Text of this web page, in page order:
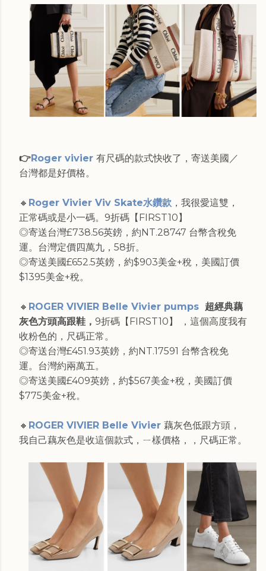
👉Roger vivier 有尺碼的款式快收了，寄送美國／
台灣都是好價格。
🔸 Roger Vivier Viv Skate水鑽款 ，我很愛這雙，
正常碼或是小一碼。9折碼【FIRST10】
◎寄送台灣£738.56英鎊，約NT.28747 台幣含稅免
運。台灣定價四萬九，58折。
◎寄送美國£652.5英鎊，約$903美金+稅，美國訂價
$1395美金+稅。
🔸 ROGER VIVIER Belle Vivier pumps 超經典藕
灰色方頭高跟鞋， 9折碼【FIRST10】 ，這個高度我有
收粉色的，尺碼正常。
◎寄送台灣£451.93英鎊，約NT.17591 台幣含稅免
運。台灣約兩萬五。
◎寄送美國£409英鎊，約$567美金+稅，美國訂價
$775美金+稅。
🔸 ROGER VIVIER Belle Vivier 藕灰色低跟方頭，
我自己藕灰色是收這個款式，ㄧ樣價格，，尺碼正常。